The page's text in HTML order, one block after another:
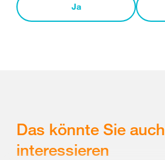
Ja
Das könnte Sie auch
interessieren